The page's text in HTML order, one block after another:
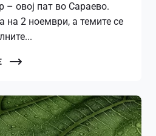
– овој пат во Сараево.
на 2 ноември, а темите се